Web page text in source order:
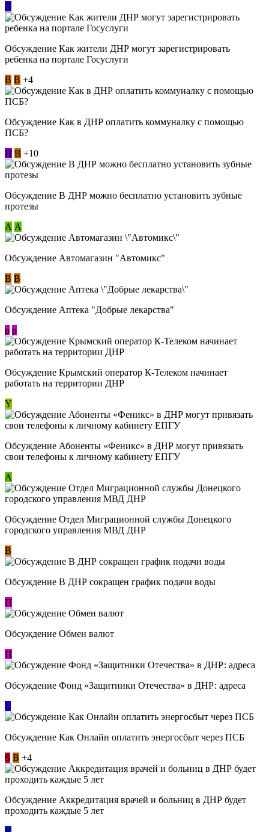
Л
Обсуждение Как жители ДНР могут зарегистрировать
ребенка на портале Госуслуги
В В +4
Обсуждение Как в ДНР оплатить коммуналку с помощью
ПСБ?
Н В +10
Обсуждение В ДНР можно бесплатно установить зубные
протезы
А А
Обсуждение Автомагазин "Автомикс"
В В
Обсуждение Аптека "Добрые лекарства"
p p
Обсуждение Крымский оператор К-Телеком начинает
работать на территории ДНР
Y
Обсуждение ​Абоненты «Феникс» в ДНР могут привязать
свои телефоны к личному кабинету ЕПГУ
А
Обсуждение Отдел Миграционной службы Донецкого
городского управления МВД ДНР
В
Обсуждение В ДНР сокращен график подачи воды
П
Обсуждение Обмен валют
П
Обсуждение Фонд «Защитники Отечества» в ДНР: адреса
L
Обсуждение ​Как Онлайн оплатить энергосбыт через ПСБ
S В +4
Обсуждение Аккредитация врачей и больниц в ДНР будет
проходить каждые 5 лет